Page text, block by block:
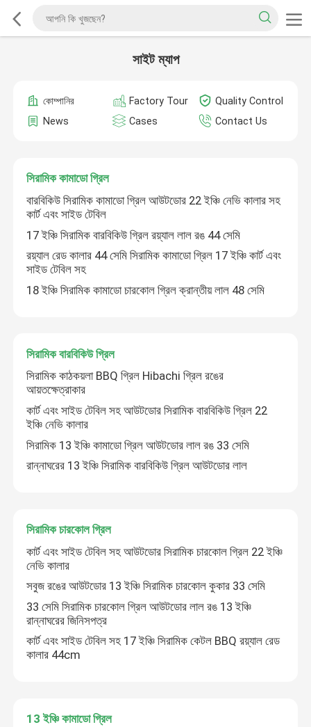
সাইট ম্যাপ
কোম্পানির Factory Tour
Quality Control
News
Cases Contact Us
সিরামিক কামাডো গ্রিল
বারবিকিউ সিরামিক কামাডো গ্রিল আউটডোর 22 ইঞ্চি নেভি কালার সহ
কার্ট এবং সাইড টেবিল
17 ইঞ্চি সিরামিক বারবিকিউ গ্রিল রয়্যাল লাল রঙ 44 সেমি
রয়্যাল রেড কালার 44 সেমি সিরামিক কামাডো গ্রিল 17 ইঞ্চি কার্ট এবং
সাইড টেবিল সহ
18 ইঞ্চি সিরামিক কামাডো চারকোল গ্রিল ক্রান্তীয় লাল 48 সেমি
সিরামিক বারবিকিউ গ্রিল
সিরামিক কাঠকয়লা BBQ গ্রিল Hibachi গ্রিল রঙের
আয়তক্ষেত্রাকার
কার্ট এবং সাইড টেবিল সহ আউটডোর সিরামিক বারবিকিউ গ্রিল 22
ইঞ্চি নেভি কালার
সিরামিক 13 ইঞ্চি কামাডো গ্রিল আউটডোর লাল রঙ 33 সেমি
রান্নাঘরের 13 ইঞ্চি সিরামিক বারবিকিউ গ্রিল আউটডোর লাল
সিরামিক চারকোল গ্রিল
কার্ট এবং সাইড টেবিল সহ আউটডোর সিরামিক চারকোল গ্রিল 22 ইঞ্চি
নেভি কালার
সবুজ রঙের আউটডোর 13 ইঞ্চি সিরামিক চারকোল কুকার 33 সেমি
33 সেমি সিরামিক চারকোল গ্রিল আউটডোর লাল রঙ 13 ইঞ্চি
রান্নাঘরের জিনিসপত্র
কার্ট এবং সাইড টেবিল সহ 17 ইঞ্চি সিরামিক কেটল BBQ রয়্যাল রেড
কালার 44cm
13 ইঞ্চি কামাডো গ্রিল